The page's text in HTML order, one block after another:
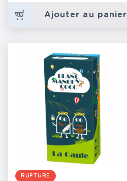
Ajouter au panier
RUPTURE